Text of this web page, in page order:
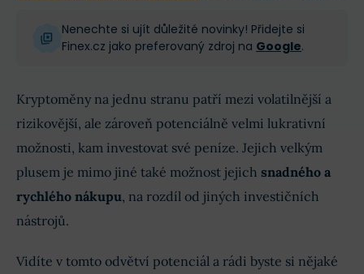
Nenechte si ujít důležité novinky! Přidejte si
Finex.cz jako preferovaný zdroj na Google.
Kryptoměny na jednu stranu patří mezi volatilnější a
rizikovější, ale zároveň potenciálně velmi lukrativní
možnosti, kam investovat své peníze. Jejich velkým
plusem je mimo jiné také možnost jejich snadného a
rychlého nákupu, na rozdíl od jiných investičních
nástrojů.
Vidíte v tomto odvětví potenciál a rádi byste si nějaké